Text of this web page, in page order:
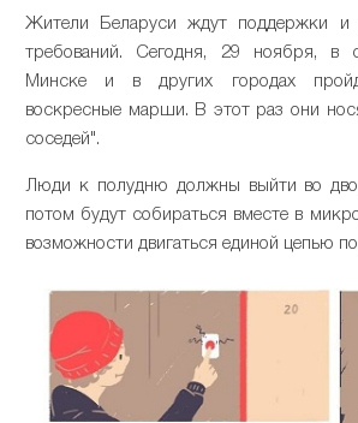
Жители Беларуси ждут поддержки и
требований. Сегодня, 29 ноября, в
Минске и в других городах
воскресные марши. В этот раз они
соседей".
Люди к полудню должны выйти во
потом будут собираться вместе в
возможности двигаться единой цепью